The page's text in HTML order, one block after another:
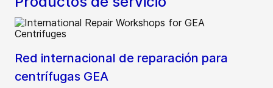
Red internacional de reparación para
centrífugas GEA